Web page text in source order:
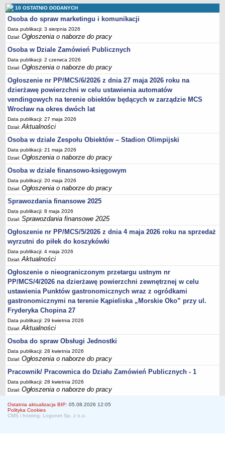
Sprawozdania finansowe 2020
Sprawozdania finansowe 2021
Sprawozdania finansowe 2022
Sprawozdania finansowe 2023
Sprawozdania finansowe 2024
Sprawozdania finansowe 2025
10 OSTATNIO DODANYCH
Osoba do spraw marketingu i komunikacji
Data publikacji: 3 sierpnia 2026
Dział:Ogłoszenia o naborze do pracy
Osoba w Dziale Zamówień Publicznych
Data publikacji: 2 czerwca 2026
Dział:Ogłoszenia o naborze do pracy
Ogłoszenie nr PP/MCS/6/2026 z dnia 27 maja 2026 roku na
dzierżawę powierzchni w celu ustawienia automatów
vendingowych na terenie obiektów będących w zarządzie MCS
Wrocław na okres dwóch lat
Data publikacji: 27 maja 2026
Dział:Aktualności
Osoba w dziale Zespołu Obiektów – Stadion Olimpijski
Data publikacji: 21 maja 2026
Dział:Ogłoszenia o naborze do pracy
Osoba w dziale finansowo-księgowym
Data publikacji: 20 maja 2026
Dział:Ogłoszenia o naborze do pracy
Sprawozdania finansowe 2025
Data publikacji: 8 maja 2026
Dział:Sprawozdania finansowe 2025
Ogłoszenie nr PP/MCS/5/2026 z dnia 4 maja 2026 roku na sprzedaż
wyrzutni do piłek do koszykówki
Data publikacji: 4 maja 2026
Dział:Aktualności
Ogłoszenie o nieograniczonym przetargu ustnym nr
PP/MCS/4/2026 na dzierżawę powierzchni zewnętrznej w celu
ustawienia Punktów gastronomicznych wraz z ogródkami
gastronomicznymi na terenie Kąpieliska „Morskie Oko” przy ul.
Fryderyka Chopina 27
Data publikacji: 29 kwietnia 2026
Dział:Aktualności
Osoba do spraw Obsługi Jednostki
Data publikacji: 28 kwietnia 2026
Dział:Ogłoszenia o naborze do pracy
Pracownik/ Pracownica do Działu Zamówień Publicznych - 1
Data publikacji: 28 kwietnia 2026
Dział:Ogłoszenia o naborze do pracy
Ostatnia aktualizacja BIP: 05.08.2026 12:05
Polityka Cookies
CMS i hosting: Logonet Sp. z o.o.